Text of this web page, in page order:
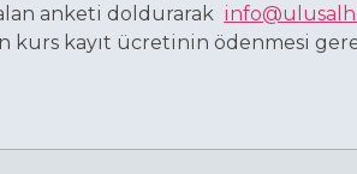
anketi doldurarak
kurs kayıt ücretinin ödenmesi